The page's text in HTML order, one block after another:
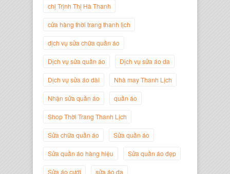
Giám Đốc Thương Hiệu Giày Thời
Trang Thanh Lịch
chị Trịnh Thị Hà Thanh
cửa hàng thời trang thanh lịch
dịch vụ sửa chữa quần áo
Dịch vụ sửa quần áo Dịch vụ sửa áo da
Dịch vụ sửa áo dài Nhà may Thanh Lịch
Nhận sửa quần áo quần áo
Shop Thời Trang Thanh Lịch
Sửa chữa quần áo Sửa quần áo
Sửa quần áo hàng hiệu Sửa quần áo đẹp
Sửa áo cưới sửa áo da